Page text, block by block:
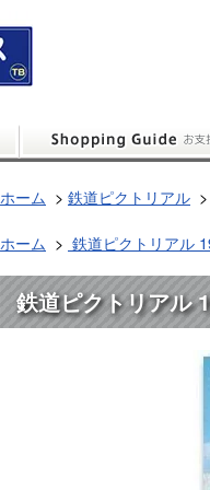
ホーム > 鉄道ピクトリアル >
ホーム > 鉄道ピクトリアル
鉄道ピクトリアル